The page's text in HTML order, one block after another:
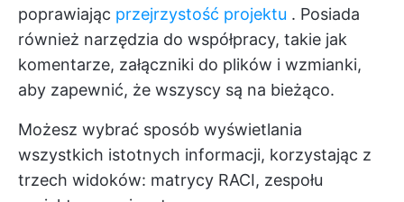
poprawiając przejrzystość projektu . Posiada
również narzędzia do współpracy, takie jak
komentarze, załączniki do plików i wzmianki,
aby zapewnić, że wszyscy są na bieżąco.
Możesz wybrać sposób wyświetlania
wszystkich istotnych informacji, korzystając z
trzech widoków: matrycy RACI, zespołu